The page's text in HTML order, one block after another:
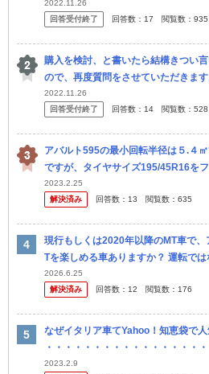
す。 ちなみに旦那はペーパードライ
は軽...
2022.11.26
回答受付終了
回答数： 17 閲覧数： 935
購入を検討、と書いたら結構きつい
ので、再度質問をさせていただきま
えたいです。 買い換えるのは自分の
車に...
2022.11.26
回答受付終了
回答数： 14 閲覧数： 528
アバルト595の最小回転半径は５.４
ですが、タイヤサイズ195/45R16を
ば同じ回転半径になるでしょうか？
2023.2.25
解決済み
回答数： 13 閲覧数： 635
現行もしくは2020年以降のMT車で
Tを楽しめる車ありますか？ 運転で
25年前のMT車と現行のMT車では全
2026.6.25
解決済み
回答数： 12 閲覧数： 176
なぜイタリア車てYahoo！知恵袋で人
・・・・・・・・・・・・・・・・
ト・パンダについて質問したら袋叩
2023.2.9